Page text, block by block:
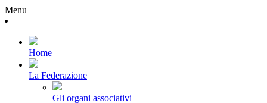
Menu
Home
La Federazione
Gli organi associativi